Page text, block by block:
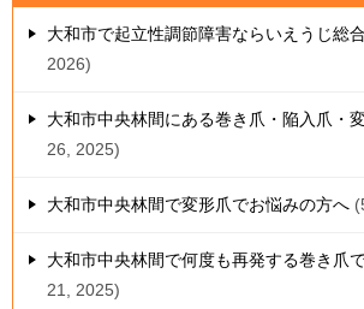
大和市で起立性調節障害ならいえうじ総
2026
大和市中央林間にある巻き爪・陥入爪・
26, 2025
大和市中央林間で変形爪でお悩みの方へ
大和市中央林間で何度も再発する巻き爪
21, 2025